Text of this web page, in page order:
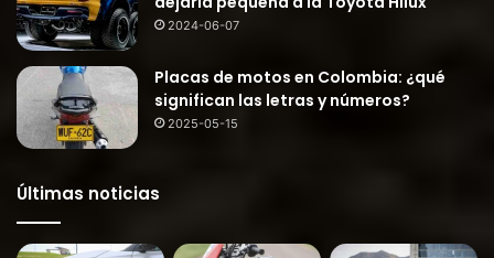
2024-06-07
Placas de motos en Colombia: ¿qué
significan las letras y números?
2025-05-15
Últimas noticias